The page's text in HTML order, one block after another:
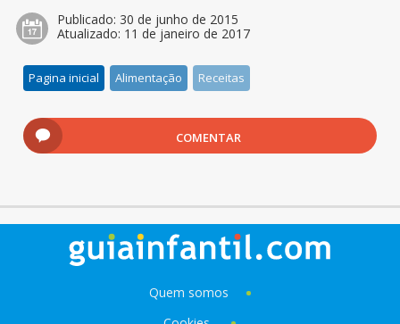
Publicado: 30 de junho de 2015
Atualizado: 11 de janeiro de 2017
Pagina inicial Alimentação Receitas
COMENTAR
Quem somos